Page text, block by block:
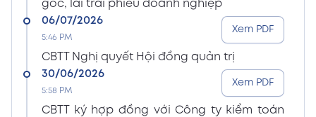
gốc, lãi trái phiếu doanh nghiệp
06/07/2026
5:46 PM
CBTT Nghị quyết Hội đồng quản trị
Xem PDF
30/06/2026
5:58 PM
CBTT ký hợp đồng với Công ty kiểm toán
Xem PDF